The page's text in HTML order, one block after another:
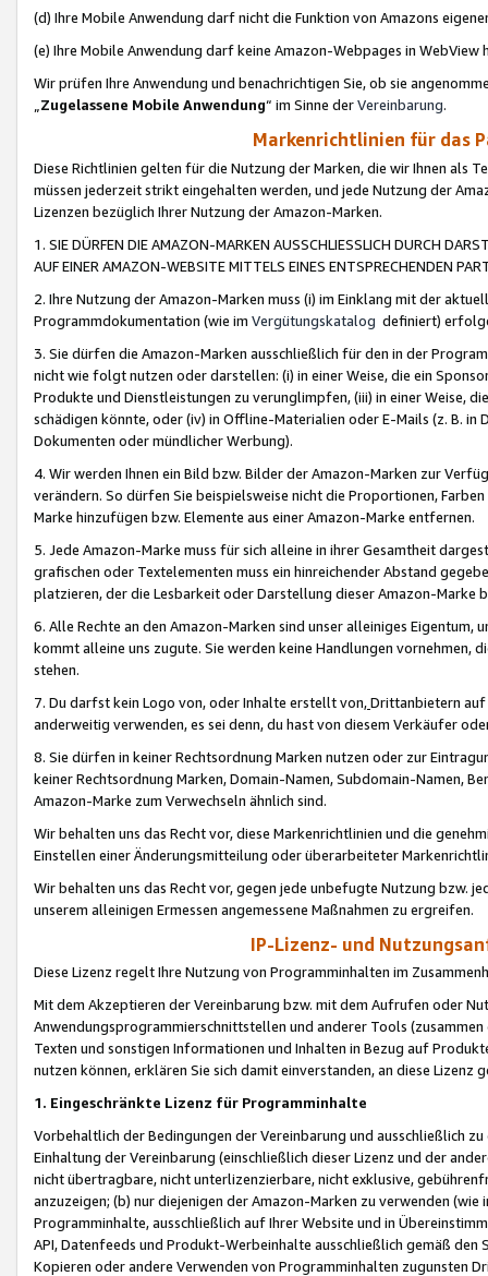
(d) Ihre Mobile Anwendung darf nicht die Funktion von Amazons
(e) Ihre Mobile Anwendung darf keine Amazon-Webpages in WebView
Wir prüfen Ihre Anwendung und benachrichtigen Sie, ob sie
„Zugelassene Mobile Anwendung“ im Sinne derVereinbarung.
Markenrichtlinien für das
Diese Richtlinien gelten für die Nutzung der Marken, die wir Ihnen als
müssen jederzeit strikt eingehalten werden, und jede Nutzung der
Lizenzen bezüglich Ihrer Nutzung der Amazon-Marken.
1. SIE DÜRFEN DIE AMAZON-MARKEN AUSSCHLIESSLICH DURCH
AUF EINER AMAZON-WEBSITE MITTELS EINES ENTSPRECHENDEN
2. Ihre Nutzung der Amazon-Marken muss (i) im Einklang mit der
Programmdokumentation (wie im Vergütungskatalog definiert)
3. Sie dürfen die Amazon-Marken ausschließlich für den in der
nicht wie folgt nutzen oder darstellen: (i) in einer Weise, die ein
Produkte und Dienstleistungen zu verunglimpfen, (iii) in einer Weise,
schädigen könnte, oder (iv) in Offline-Materialien oder E-Mails (z. B. in
Dokumenten oder mündlicher Werbung).
4. Wir werden Ihnen ein Bild bzw. Bilder der Amazon-Marken zur
verändern. So dürfen Sie beispielsweise nicht die Proportionen,
Marke hinzufügen bzw. Elemente aus einer Amazon-Marke entfernen.
5. Jede Amazon-Marke muss für sich alleine in ihrer Gesamtheit
grafischen oder Textelementen muss ein hinreichender Abstand
platzieren, der die Lesbarkeit oder Darstellung dieser Amazon-Marke
6. Alle Rechte an den Amazon-Marken sind unser alleiniges
kommt alleine uns zugute. Sie werden keine Handlungen vornehmen,
stehen.
7. Du darfst kein Logo von, oder Inhalte erstellt von,Drittanbietern auf
anderweitig verwenden, es sei denn, du hast von diesem Verkäufer
8. Sie dürfen in keiner Rechtsordnung Marken nutzen oder zur
keiner Rechtsordnung Marken, Domain-Namen, Subdomain-Namen,
Amazon-Marke zum Verwechseln ähnlich sind.
Wir behalten uns das Recht vor, diese Markenrichtlinien und die
Einstellen einer Änderungsmitteilung oder überarbeiteter
Wir behalten uns das Recht vor, gegen jede unbefugte Nutzung bzw.
unserem alleinigen Ermessen angemessene Maßnahmen zu ergreifen.
IP-Lizenz- und
Diese Lizenz regelt Ihre Nutzung von Programminhalten im
Mit dem Akzeptieren der Vereinbarung bzw. mit dem Aufrufen oder
Anwendungsprogrammierschnittstellen und anderer Tools (zusammen
Texten und sonstigen Informationen und Inhalten in Bezug auf
nutzen können, erklären Sie sich damit einverstanden, an diese Lizenz
1. Eingeschränkte Lizenz für Programminhalte
Vorbehaltlich der Bedingungen der Vereinbarung und ausschließlich
Einhaltung der Vereinbarung (einschließlich dieser Lizenz und der
nicht übertragbare, nicht unterlizenzierbare, nicht exklusive,
anzuzeigen; (b) nur diejenigen der Amazon-Marken zu verwenden
Programminhalte, ausschließlich auf Ihrer Website und in
API, Datenfeeds und Produkt-Werbeinhalte ausschließlich gemäß
Kopieren oder andere Verwenden von Programminhalten zugunsten